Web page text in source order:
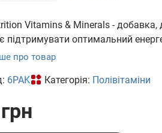
Vitamins & Minerals - добавка,
підтримувати оптимальний
про товар
6PAK Категорія: Полівітаміни